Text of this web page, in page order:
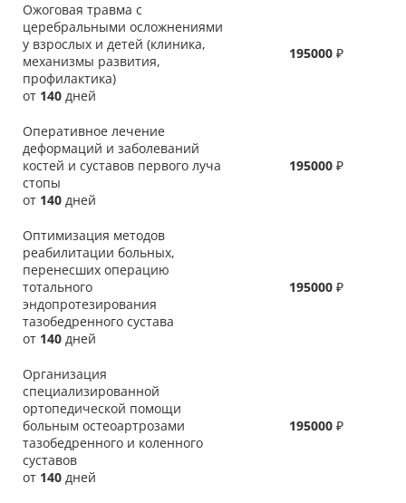
Ожоговая травма с
церебральными осложнениями
у взрослых и детей (клиника,
механизмы развития,
профилактика)
от 140 дней
195000 ₽
Оперативное лечение
деформаций и заболеваний
костей и суставов первого луча
стопы
от 140 дней
195000 ₽
Оптимизация методов
реабилитации больных,
перенесших операцию
тотального
эндопротезирования
тазобедренного сустава
от 140 дней
195000 ₽
Организация
специализированной
ортопедической помощи
больным остеоартрозами
тазобедренного и коленного
суставов
от 140 дней
195000 ₽